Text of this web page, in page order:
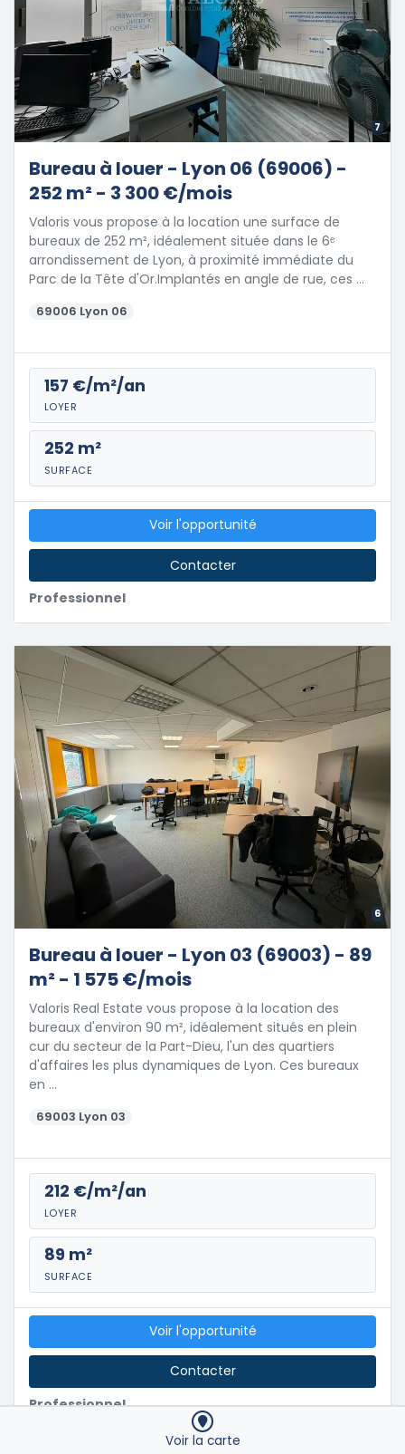
7
Bureau à louer - Lyon 06 (69006) -
252 m² - 3 300 €/mois
Valoris vous propose à la location une surface de
bureaux de 252 m², idéalement située dans le 6ᵉ
arrondissement de Lyon, à proximité immédiate du
Parc de la Tête d'Or.Implantés en angle de rue, ces …
69006 Lyon 06
157 €/m²/an
LOYER
252 m²
SURFACE
Professionnel
Voir l'opportunité
Contacter
6
Bureau à louer - Lyon 03 (69003) - 89
m² - 1 575 €/mois
Valoris Real Estate vous propose à la location des
bureaux d'environ 90 m², idéalement situés en plein
cur du secteur de la Part-Dieu, l'un des quartiers
d'affaires les plus dynamiques de Lyon. Ces bureaux
en …
69003 Lyon 03
212 €/m²/an
LOYER
89 m²
SURFACE
Professionnel
Voir l'opportunité
Contacter
Voir la carte